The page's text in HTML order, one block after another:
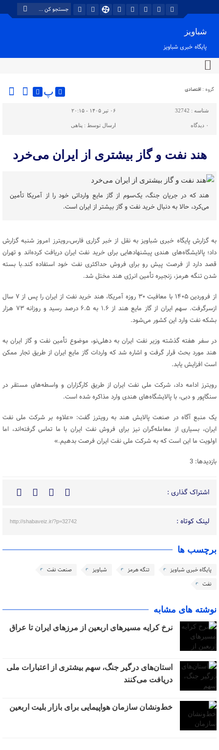
شباویز
پایگاه خبری شباویز
گروه : اقتصادی پ
شناسه : 32742 ۰۶ تیر ۱۴۰۵ - ۲۰:۱۵
۰ دیدگاه ارسال توسط : پناهی
هند نفت و گاز بیشتری از ایران می‌خرد
هند که در جریان جنگ، یک‌سوم از گاز مایع وارداتی خود را از آمریکا تأمین
می‌کرد، حالا به دنبال خرید نفت و گاز بیشتر از ایران است.
به گزارش پایگاه خبری شباویز به نقل از خبر گزاری فارس،رویترز امروز شنبه گزارش
داد؛‌ پالایشگاه‌های هندی پیشنهادهایی برای خرید نفت ایران دریافت کرده‌اند و تهران
قصد دارد از فرصت پیش رو برای فروش حداکثری نفت خود استفاده کند.با بسته
شدن تنگه هرمز، زنجیره تأمین انرژی هند مختل شد.
از فروردین ۱۴۰۵ با معافیت ۳۰ روزه آمریکا، هند خرید نفت از ایران را پس از ۷ سال
ازسرگرفت. سهم ایران از گاز مایع هند از ۱.۶ به ۶.۵ درصد رسید و روزانه ۷۳ هزار
بشکه نفت وارد این کشور می‌شود.
در سفر هفته گذشته وزیر نفت ایران به دهلی‌نو، موضوع تأمین نفت و گاز ایران به
هند مورد بحث قرار گرفت و اشاره شد که واردات گاز مایع ایران از طریق تجار ممکن
است افزایش یابد.
رویترز ادامه داد، شرکت ملی نفت ایران از طریق کارگزاران و واسطه‌های مستقر در
سنگاپور و دبی، با پالایشگاه‌های هندی وارد مذاکره شده است.
یک منبع آگاه در صنعت پالایش هند به رویترز گفت: «علاوه بر شرکت ملی نفت
ایران، بسیاری از معامله‌گران نیز برای فروش نفت ایران با ما تماس گرفته‌اند، اما
اولویت ما این است که به شرکت ملی نفت ایران فرصت بدهیم.»
بازدیدها: 3
اشتراک گذاری :
لینک کوتاه : http://shabaveiz.ir/?p=32742
برچسب ها
پایگاه خبری شباویز تنگه هرمز شباویز
صنعت نفت
نفت
نوشته های مشابه
نرخ کرایه مسیرهای اربعین از مرزهای ایران تا عراق
استان‌های درگیر جنگ، سهم بیشتری از اعتبارات ملی
دریافت می‌کنند
خط‌ونشان سازمان هواپیمایی برای بازار بلیت اربعین